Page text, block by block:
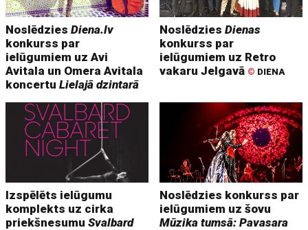
NoslēdziesDiena.lv
konkurss par
ielūgumiem uz Avi
Avitala un Omera Avitala
koncertuLielajā dzintarā
NoslēdziesDienas
konkurss par
ielūgumiem uz Retro
vakaru Jelgavā © DIENA
Izspēlēts ielūgumu
komplekts uz cirka
priekšnesumuSvalbard
Noslēdzies konkurss par
ielūgumiem uz šovu
Mūzika tumsā: Pavasara